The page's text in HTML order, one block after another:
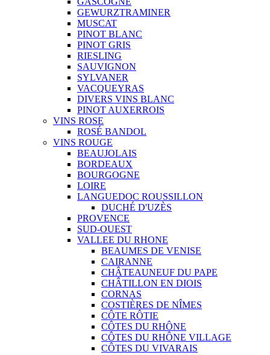
GEWURZTRAMINER
MUSCAT
PINOT BLANC
PINOT GRIS
RIESLING
SAUVIGNON
SYLVANER
VACQUEYRAS
DIVERS VINS BLANC
PINOT AUXERROIS
VINS ROSE
ROSÉ BANDOL
VINS ROUGE
BEAUJOLAIS
BORDEAUX
BOURGOGNE
LOIRE
LANGUEDOC ROUSSILLON
DUCHÉ D'UZÈS
PROVENCE
SUD-OUEST
VALLEE DU RHONE
BEAUMES DE VENISE
CAIRANNE
CHÂTEAUNEUF DU PAPE
CHÂTILLON EN DIOIS
CORNAS
COSTIÈRES DE NÎMES
CÔTE RÔTIE
CÔTES DU RHÔNE
CÔTES DU RHÔNE VILLAGE
CÔTES DU VIVARAIS